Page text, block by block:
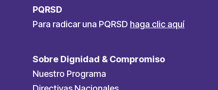
PQRSD
Para radicar una PQRSD haga clic aquí
Sobre Dignidad & Compromiso
Nuestro Programa